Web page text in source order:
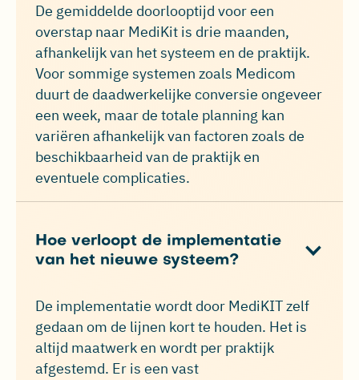
De gemiddelde doorlooptijd voor een
overstap naar MediKit is drie maanden,
afhankelijk van het systeem en de praktijk.
Voor sommige systemen zoals Medicom
duurt de daadwerkelijke conversie ongeveer
een week, maar de totale planning kan
variëren afhankelijk van factoren zoals de
beschikbaarheid van de praktijk en
eventuele complicaties.
Hoe verloopt de implementatie
van het nieuwe systeem?
De implementatie wordt door MediKIT zelf
gedaan om de lijnen kort te houden. Het is
altijd maatwerk en wordt per praktijk
afgestemd. Er is een vast